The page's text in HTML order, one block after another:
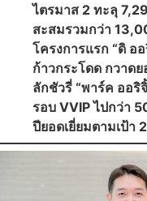
ไตรมาส 2 ทะลุ
สะสมรวมกว่า
โครงการแรก “ดิ อ
ก้าวกระโดด กวาด
ลักชัวรี่ “พาร์ค ออริ
รอบ VVIP ไปกว่า
ปียอดเยี่ยมตามเป้า